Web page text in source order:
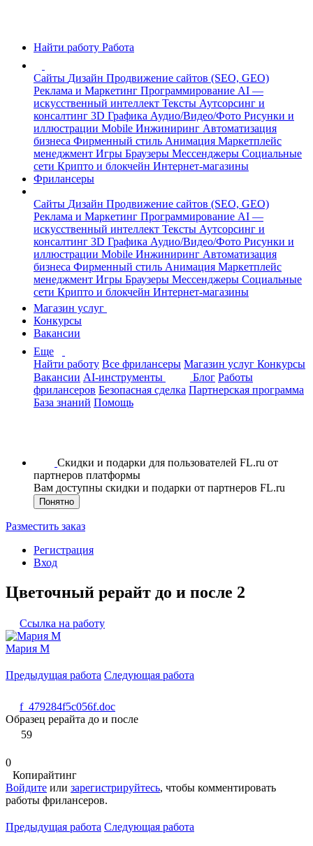
Найти работу Работа
Сайты Дизайн Продвижение сайтов (SEO, GEO)
Реклама и Маркетинг Программирование AI —
искусственный интеллект Тексты Аутсорсинг и
консалтинг 3D Графика Аудио/Видео/Фото Рисунки и
иллюстрации Mobile Инжиниринг Автоматизация
бизнеса Фирменный стиль Анимация Маркетплейс
менеджмент Игры Браузеры Мессенджеры Социальные
сети Крипто и блокчейн Интернет-магазины
Фрилансеры
Сайты Дизайн Продвижение сайтов (SEO, GEO)
Реклама и Маркетинг Программирование AI —
искусственный интеллект Тексты Аутсорсинг и
консалтинг 3D Графика Аудио/Видео/Фото Рисунки и
иллюстрации Mobile Инжиниринг Автоматизация
бизнеса Фирменный стиль Анимация Маркетплейс
менеджмент Игры Браузеры Мессенджеры Социальные
сети Крипто и блокчейн Интернет-магазины
Магазин услуг
Конкурсы
Вакансии
Еще
Найти работу Все фрилансеры Магазин услуг Конкурсы
Вакансии AI-инструменты Блог Работы
фрилансеров Безопасная сделка Партнерская программа
База знаний Помощь
Скидки и подарки для пользователей FL.ru от
партнеров платформы
Вам доступны скидки и подарки от партнеров FL.ru
Понятно
Разместить заказ
Регистрация
Вход
Цветочный рерайт до и после 2
Ссылка на работу
Мария М
Предыдущая работа Следующая работа
f_479284f5c056f.doc
Образец рерайта до и после
59
0
Копирайтинг
Войдите или зарегистрируйтесь, чтобы комментировать
работы фрилансеров.
Предыдущая работа Следующая работа